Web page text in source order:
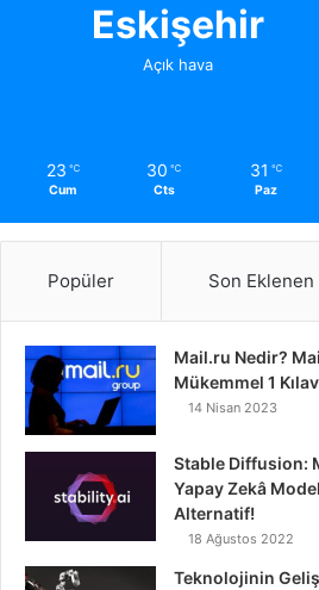
Eskişehir
Açık hava
23 ℃
Cum
30 ℃
Cts
31 ℃
Paz
Popüler Son Eklenen
Mail.ru Nedir?
Mükemmel 1
14 Nisan 2023
Stable Diffusion:
Yapay Zekâ
Alternatif!
18 Ağustos 2022
Teknolojinin